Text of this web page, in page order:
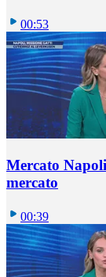
00:53
Mercato
mercato
00:39